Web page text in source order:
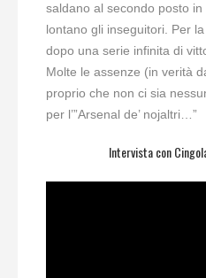
saldano al secondo posto
lontano gli inseguitori. Per
dopo una serie infinita di
Molte le assenze (in verità
proprio che non ci sia
per l’”Arsenal de’ nojaltri…”
Intervista con